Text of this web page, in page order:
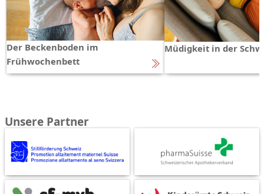
Der Beckenboden im
Frühwochenbett
Müdigkeit in der
Unsere Partner